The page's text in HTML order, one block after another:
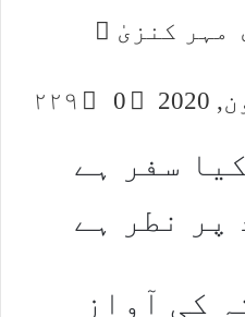
مہر کنزیٰ
0 ۲۲۹
سفر ہے
پر نطر ہے
کی آواز